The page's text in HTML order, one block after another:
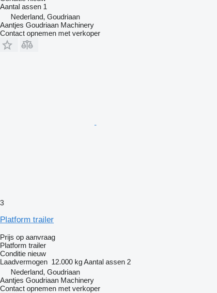
Aantal assen 1
Nederland, Goudriaan
Aantjes Goudriaan Machinery
Contact opnemen met verkoper
3
Platform trailer
Prijs op aanvraag
Platform trailer
Conditie nieuw
Laadvermogen 12.000 kgAantal assen 2
Nederland, Goudriaan
Aantjes Goudriaan Machinery
Contact opnemen met verkoper